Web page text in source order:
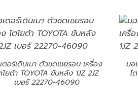
ตอร์เดินเบา ตัวชดเชยรอบ เครื่อง
โยต้า TOYOTA ขับหลัง 1JZ 2JZ
เบอร์ 22270-46090
มอ
โ